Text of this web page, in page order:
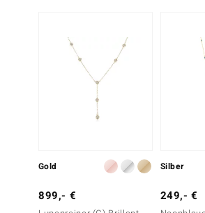
Gold
899,- €
Silber
249,- €